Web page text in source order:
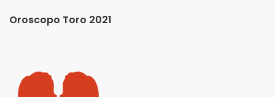
Oroscopo Toro 2021